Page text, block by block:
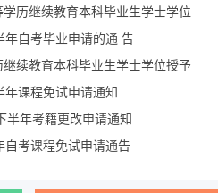
历继续教育本科毕业生学士学位
年自考毕业申请的通 告
续教育本科毕业生学士学位授予
年课程免试申请通知
半年考籍更改申请通知
自考课程免试申请通告